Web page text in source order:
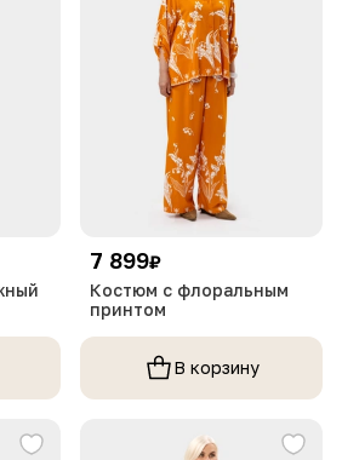
7 899₽
Костюм с флоральным
принтом
В корзину